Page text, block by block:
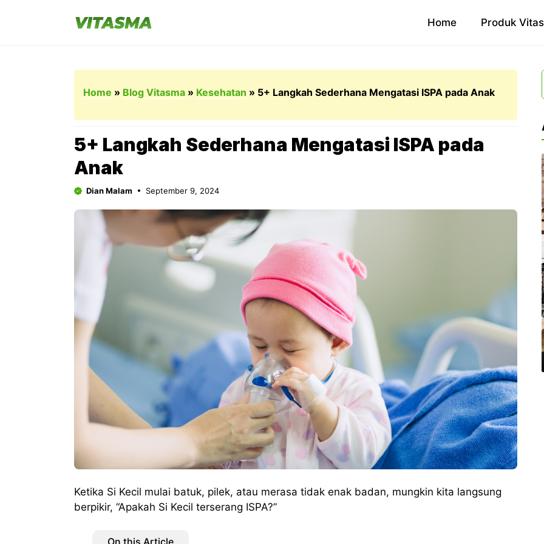
Home Produk
Home » Blog Vitasma » Kesehatan » 5+ Langkah Sederhana Mengatasi ISPA pada Anak
5+ Langkah Sederhana Mengatasi ISPA pada
Anak
Dian Malam September 9, 2024
Ketika Si Kecil mulai batuk, pilek, atau merasa tidak enak badan, mungkin kita langsung
berpikir, “Apakah Si Kecil terserang ISPA?”